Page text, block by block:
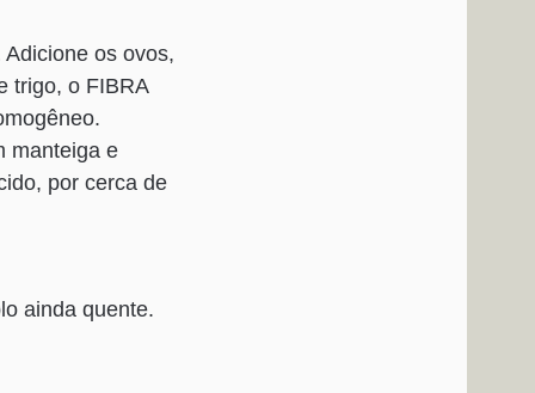
os ovos,
trigo, o FIBRA
manteiga e
por cerca de
ainda quente.